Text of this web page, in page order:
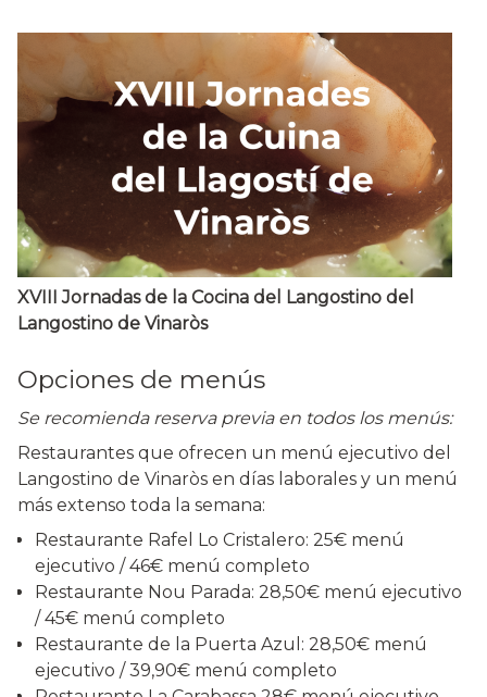
XVIII Jornadas de la Cocina del Langostino del
Langostino de Vinaròs
Opciones de menús
Se recomienda reserva previa en todos los menús:
Restaurantes que ofrecen un menú ejecutivo del
Langostino de Vinaròs en días laborales y un menú
más extenso toda la semana:
Restaurante Rafel Lo Cristalero: 25€ menú
ejecutivo / 46€ menú completo
Restaurante Nou Parada: 28,50€ menú ejecutivo
/ 45€ menú completo
Restaurante de la Puerta Azul: 28,50€ menú
ejecutivo / 39,90€ menú completo